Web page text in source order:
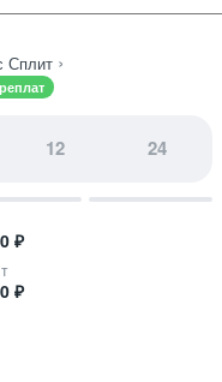
Сплит ›
12 24
₽
₽